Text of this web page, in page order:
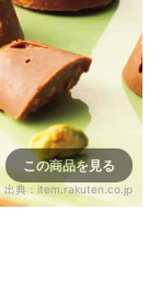
この商品を見る
出典： item.rakuten.co.jp